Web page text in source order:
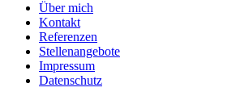
Über mich
Kontakt
Referenzen
Stellenangebote
Impressum
Datenschutz